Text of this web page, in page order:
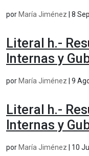
por María Jiménez 8
Literal h.-
Internas y
por María Jiménez 9
Literal h.-
Internas y
por María Jiménez 10